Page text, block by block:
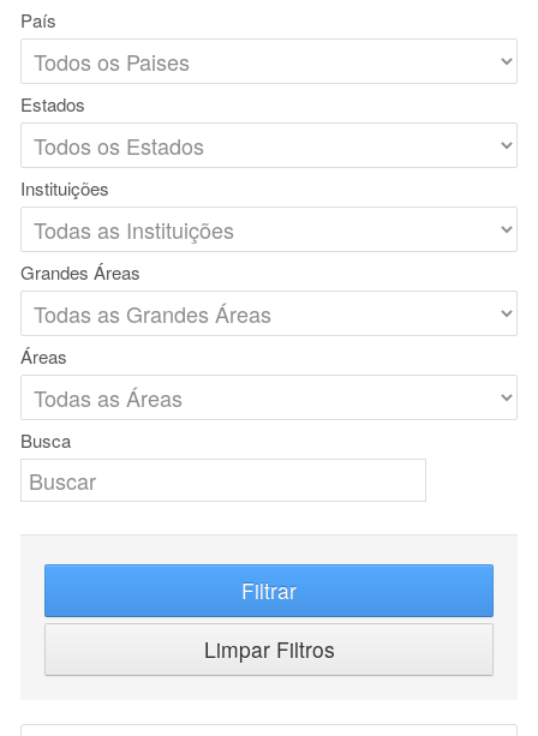
País
Estados
Instituições
Grandes Áreas
Áreas
Busca
Filtrar
Limpar Filtros